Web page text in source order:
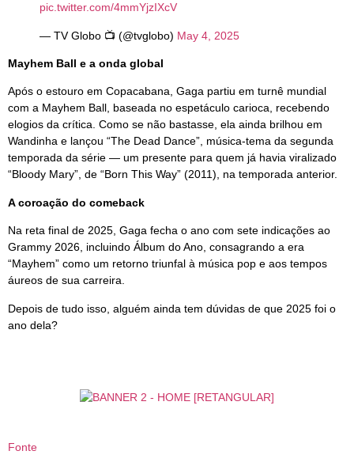
pic.twitter.com/4mmYjzIXcV
— TV Globo 📺 (@tvglobo) May 4, 2025
Mayhem Ball e a onda global
Após o estouro em Copacabana, Gaga partiu em turnê mundial
com a Mayhem Ball, baseada no espetáculo carioca, recebendo
elogios da crítica. Como se não bastasse, ela ainda brilhou em
Wandinha e lançou “The Dead Dance”, música-tema da segunda
temporada da série — um presente para quem já havia viralizado
“Bloody Mary”, de “Born This Way” (2011), na temporada anterior.
A coroação do comeback
Na reta final de 2025, Gaga fecha o ano com sete indicações ao
Grammy 2026, incluindo Álbum do Ano, consagrando a era
“Mayhem” como um retorno triunfal à música pop e aos tempos
áureos de sua carreira.
Depois de tudo isso, alguém ainda tem dúvidas de que 2025 foi o
ano dela?
Fonte